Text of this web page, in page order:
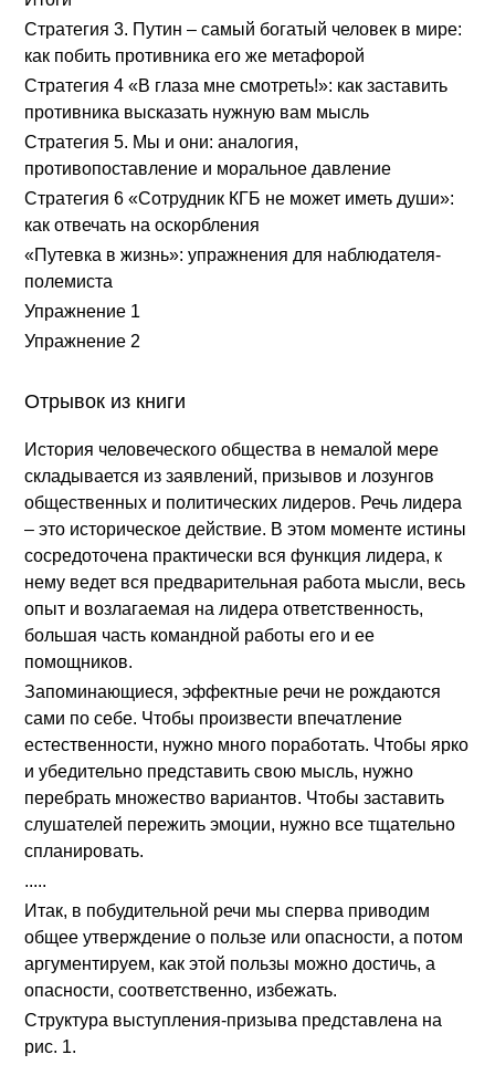
Стратегия 3. Путин – самый богатый человек в мире:
как побить противника его же метафорой
Стратегия 4 «В глаза мне смотреть!»: как заставить
противника высказать нужную вам мысль
Стратегия 5. Мы и они: аналогия,
противопоставление и моральное давление
Стратегия 6 «Сотрудник КГБ не может иметь души»:
как отвечать на оскорбления
«Путевка в жизнь»: упражнения для наблюдателя-
полемиста
Упражнение 1
Упражнение 2
Отрывок из книги
История человеческого общества в немалой мере
складывается из заявлений, призывов и лозунгов
общественных и политических лидеров. Речь лидера
– это историческое действие. В этом моменте истины
сосредоточена практически вся функция лидера, к
нему ведет вся предварительная работа мысли, весь
опыт и возлагаемая на лидера ответственность,
большая часть командной работы его и ее
помощников.
Запоминающиеся, эффектные речи не рождаются
сами по себе. Чтобы произвести впечатление
естественности, нужно много поработать. Чтобы ярко
и убедительно представить свою мысль, нужно
перебрать множество вариантов. Чтобы заставить
слушателей пережить эмоции, нужно все тщательно
спланировать.
.....
Итак, в побудительной речи мы сперва приводим
общее утверждение о пользе или опасности, а потом
аргументируем, как этой пользы можно достичь, а
опасности, соответственно, избежать.
Структура выступления-призыва представлена на
рис. 1.